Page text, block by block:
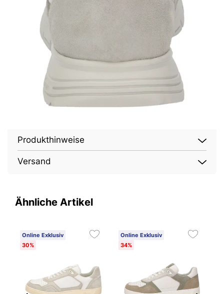
Produkthinweise
Versand
Ähnliche Artikel
Online Exklusiv
30%
Online Exklusiv
34%